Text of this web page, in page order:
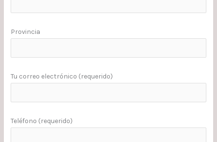
Provincia
Tu correo electrónico (requerido)
Teléfono (requerido)